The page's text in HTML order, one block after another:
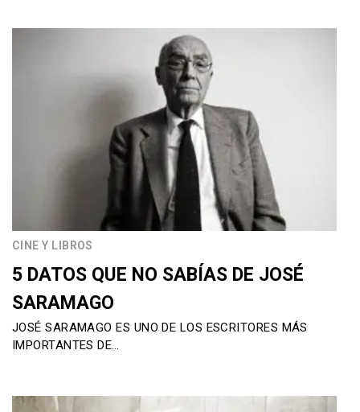
CINE Y LIBROS
5 DATOS QUE NO SABÍAS DE JOSÉ
SARAMAGO
JOSÉ SARAMAGO ES UNO DE LOS ESCRITORES MÁS
IMPORTANTES DE…